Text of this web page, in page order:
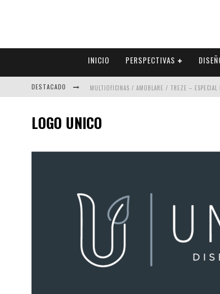
INICIO PERSPECTIVAS
DESTACADO MULTIOFICINAS / AMOBLARE / TREZE –
COLINEAL – ESPECIAL INTERIORISMO &
ADRIANA HOYOS DESIGN STUDIO – ESPECIAL
LOGO UNICO